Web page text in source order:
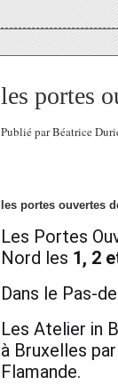
les portes
Publié par Béatrice
les portes ouvertes
Les Portes
Nord les 1, 2
Dans le Pas-
Les Atelier in
à Bruxelles
Flamande.